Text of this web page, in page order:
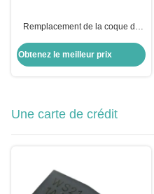
Remplacement de la coque du
Moto
Obtenez le meilleur prix
Une carte de crédit